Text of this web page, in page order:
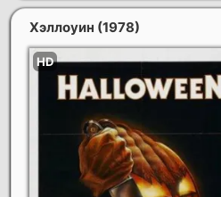
Хэллоуин (1978)